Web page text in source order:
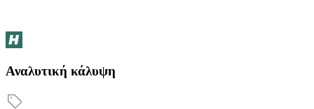
Αναλυτική κάλυψη